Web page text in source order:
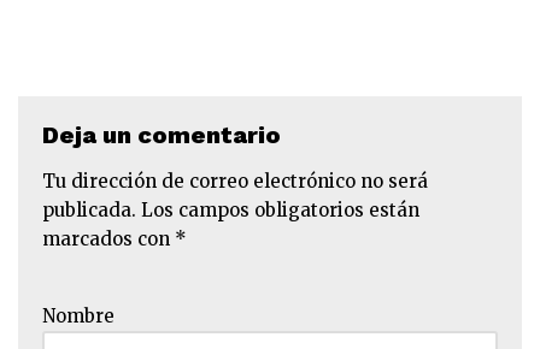
Deja un comentario
Tu dirección de correo electrónico no será
publicada. Los campos obligatorios están
marcados con *
Nombre